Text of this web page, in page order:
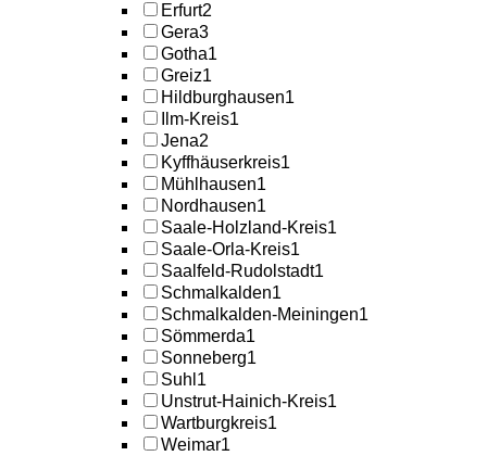
Erfurt2
Gera3
Gotha1
Greiz1
Hildburghausen1
Ilm-Kreis1
Jena2
Kyffhäuserkreis1
Mühlhausen1
Nordhausen1
Saale-Holzland-Kreis1
Saale-Orla-Kreis1
Saalfeld-Rudolstadt1
Schmalkalden1
Schmalkalden-Meiningen1
Sömmerda1
Sonneberg1
Suhl 1
Unstrut-Hainich-Kreis1
Wartburgkreis1
Weimar1